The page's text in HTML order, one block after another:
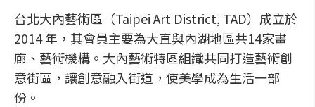
台北大內藝術區（Taipei Art District, TAD）成立於
2014 年，其會員主要為大直與內湖地區共14家畫
廊、藝術機構。大內藝術特區組織共同打造藝術創
意街區，讓創意融入街道，使美學成為生活一部
份。